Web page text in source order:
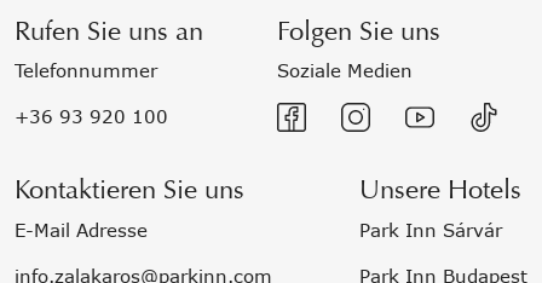
Rufen Sie uns an
Telefonnummer
+36 93 920 100
Folgen Sie uns
Soziale Medien
Kontaktieren Sie uns
E-Mail Adresse
info.zalakaros@parkinn.com
Unsere Hotels
Park Inn Sárvár
Park Inn Budapest